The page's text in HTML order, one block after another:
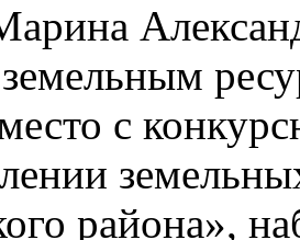
с
района»,